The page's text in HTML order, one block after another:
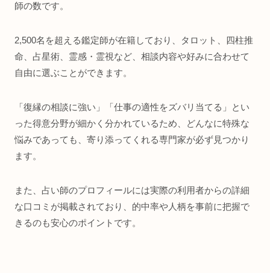
師の数です。
2,500名を超える鑑定師が在籍しており、タロット、四柱推
命、占星術、霊感・霊視など、相談内容や好みに合わせて
自由に選ぶことができます。
「復縁の相談に強い」「仕事の適性をズバリ当てる」とい
った得意分野が細かく分かれているため、どんなに特殊な
悩みであっても、寄り添ってくれる専門家が必ず見つかり
ます。
また、占い師のプロフィールには実際の利用者からの詳細
な口コミが掲載されており、的中率や人柄を事前に把握で
きるのも安心のポイントです。